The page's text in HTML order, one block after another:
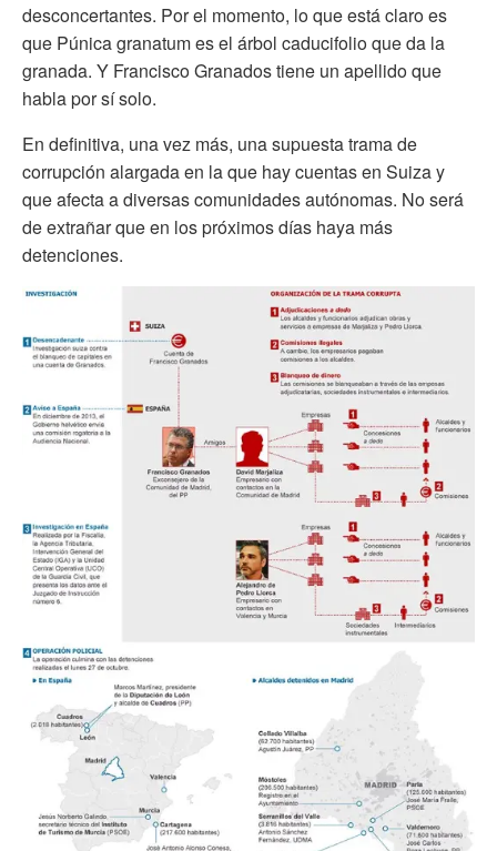
desconcertantes. Por el momento, lo que está claro es
que Púnica granatum es el árbol caducifolio que da la
granada. Y Francisco Granados tiene un apellido que
habla por sí solo.
En definitiva, una vez más, una supuesta trama de
corrupción alargada en la que hay cuentas en Suiza y
que afecta a diversas comunidades autónomas. No será
de extrañar que en los próximos días haya más
detenciones.